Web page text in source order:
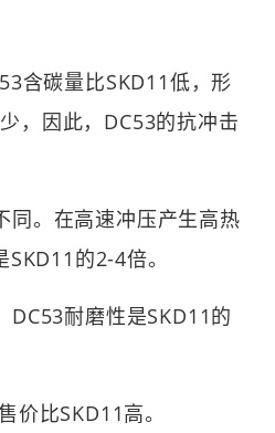
含碳量比SKD11低，形
，因此，DC53的抗冲击
同。在高速冲压产生高热
的2-4倍。
DC53耐磨性是SKD11的
价比SKD11高。